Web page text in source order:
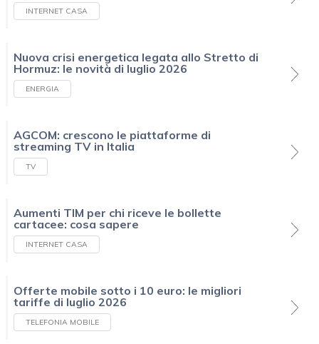
INTERNET CASA
Nuova crisi energetica legata allo Stretto di
Hormuz: le novità di luglio 2026
ENERGIA
AGCOM: crescono le piattaforme di
streaming TV in Italia
TV
Aumenti TIM per chi riceve le bollette
cartacee: cosa sapere
INTERNET CASA
Offerte mobile sotto i 10 euro: le migliori
tariffe di luglio 2026
TELEFONIA MOBILE